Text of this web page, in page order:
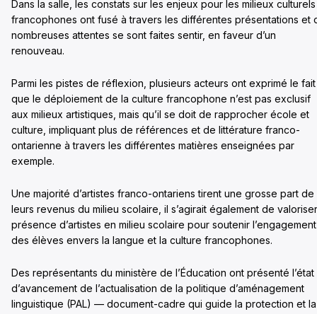
Dans la salle, les constats sur les enjeux pour les milieux culturels
francophones ont fusé à travers les différentes présentations et
nombreuses attentes se sont faites sentir, en faveur d’un
renouveau.
Parmi les pistes de réflexion, plusieurs acteurs ont exprimé le fait
que le déploiement de la culture francophone n’est pas exclusif
aux milieux artistiques, mais qu’il se doit de rapprocher école et
culture, impliquant plus de références et de littérature franco-
ontarienne à travers les différentes matières enseignées par
exemple.
Une majorité d’artistes franco-ontariens tirent une grosse part de
leurs revenus du milieu scolaire, il s’agirait également de
présence d’artistes en milieu scolaire pour soutenir l’engagement
des élèves envers la langue et la culture francophones.
Des représentants du ministère de l’Éducation ont présenté l’état
d’avancement de l’actualisation de la politique d’aménagement
linguistique (PAL) — document-cadre qui guide la protection et la